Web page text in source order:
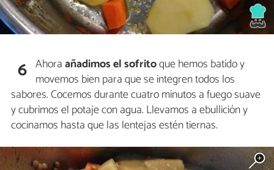
6 Ahoraañadimos el sofritoque hemos batido y
movemos bien para que se integren todos los
sabores. Cocemos durante cuatro minutos a fuego suave
y cubrimos el potaje con agua. Llevamos a ebullición y
cocinamos hasta que las lentejas estén tiernas.